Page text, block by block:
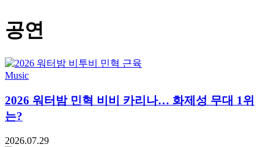
공연
Music
2026 워터밤 민혁 비비 카리나… 화제성 무대 1위
는?
2026.07.29